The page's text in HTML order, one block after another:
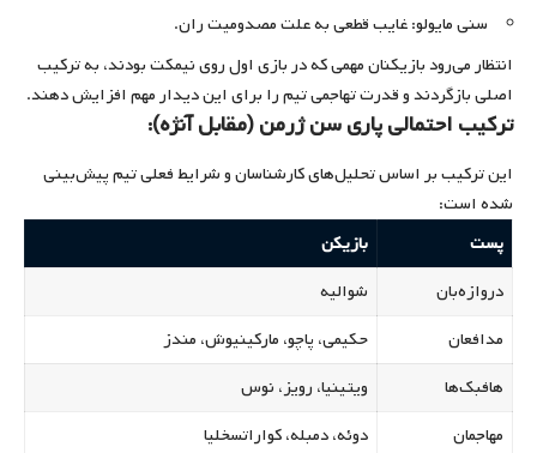
سنی مایولو: غایب قطعی به علت مصدومیت ران.
انتظار می‌رود بازیکنان مهمی که در بازی اول روی نیمکت بودند، به ترکیب
اصلی بازگردند و قدرت تهاجمی تیم را برای این دیدار مهم افزایش دهند.
ترکیب احتمالی پاری سن ژرمن (مقابل آنژه):
این ترکیب بر اساس تحلیل‌های کارشناسان و شرایط فعلی تیم پیش‌بینی
شده است:
پست
بازیکن
دروازه‌بان
شوالیه
مدافعان
حکیمی، پاچو، مارکینیوش، مندز
هافبک‌ها
ویتینیا، رویز، نوس
مهاجمان
دوئه، دمبله، کواراتسخلیا